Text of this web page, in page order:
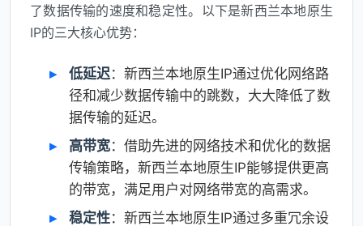
了数据传输的速度和稳定性。以下是新西兰本地原生
IP的三大核心优势：
低延迟：新西兰本地原生IP通过优化网络路
径和减少数据传输中的跳数，大大降低了数
据传输的延迟。
高带宽：借助先进的网络技术和优化的数据
传输策略，新西兰本地原生IP能够提供更高
的带宽，满足用户对网络带宽的高需求。
稳定性：新西兰本地原生IP通过多重冗余设